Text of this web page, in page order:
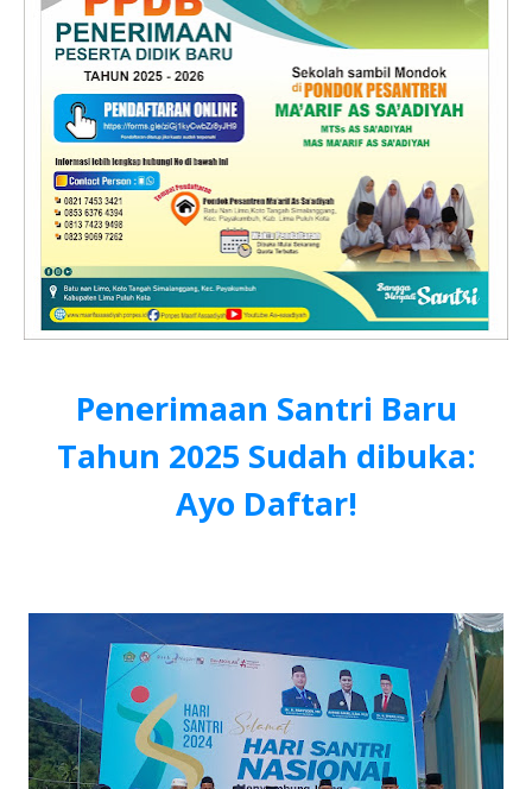
Penerimaan Santri Baru
Tahun 2025 Sudah dibuka:
Ayo Daftar!